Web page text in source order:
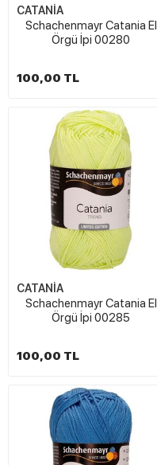
CATANİA
Schachenmayr Catania El
Örgü İpi 00280
100,00 TL
CATANİA
Schachenmayr Catania El
Örgü İpi 00285
100,00 TL